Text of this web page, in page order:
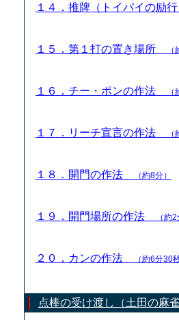
１４．推牌（トイパイの励
１５．第１打の置き場所
１６．チー・ポンの作法
１７．リーチ宣言の作法
１８．開門の作法 （約8分）
１９．開門場所の作法 （約
２０．カンの作法 （約6分30秒
点棒の受け渡し（土田の麻雀